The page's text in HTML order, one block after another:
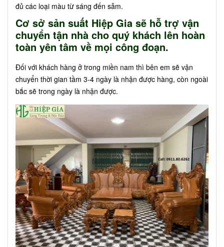
đủ các loại màu từ sáng đến sẫm.
Cơ sở sản suất Hiệp Gia sẽ hỗ trợ vận
chuyển tận nhà cho quý khách lên hoàn
toàn yên tâm về mọi công đoạn.
Đối với khách hàng ở trong miền nam thì bên em sẽ vận
chuyển thời gian tầm 3-4 ngày là nhận được hàng, còn ngoài
bắc sẽ trong ngày là nhận được.